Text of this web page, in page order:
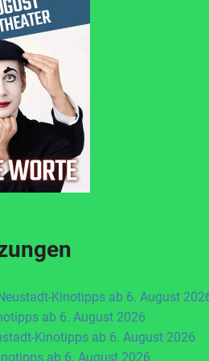
Kinotipps ab 6. August
ab 6. August 2026
Kinotipps ab 6. August 2026
ab 6. August 2026